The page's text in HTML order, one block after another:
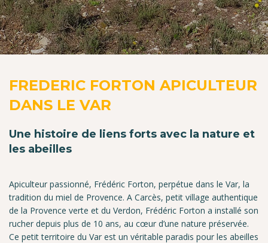
FREDERIC FORTON APICULTEUR
DANS LE VAR
Une histoire de liens forts avec la nature et
les abeilles
Apiculteur passionné, Frédéric Forton, perpétue dans le Var, la
tradition du miel de Provence. A Carcès, petit village authentique
de la Provence verte et du Verdon, Frédéric Forton a installé son
rucher depuis plus de 10 ans, au cœur d’une nature préservée.
Ce petit territoire du Var est un véritable paradis pour les abeilles